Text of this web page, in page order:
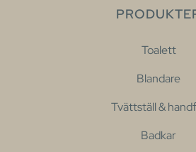
Toalett
Blandare
Tvättställ &
Badkar